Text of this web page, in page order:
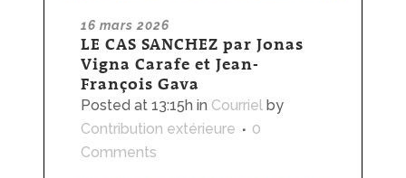
16 mars 2026
LE CAS SANCHEZ par Jonas
Vigna Carafe et Jean-
François Gava
Posted at 13:15h in Courriel by
Contribution extérieure
0
Comments